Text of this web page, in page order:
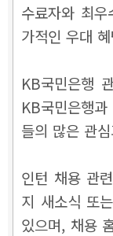
수료자와 최
가적인 우대
KB국민은행
KB국민은행
들의 많은 관
인턴 채용 관
지 새소식 또
있으며, 채용